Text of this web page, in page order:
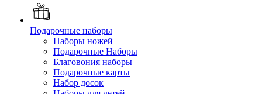
Подарочные наборы
Наборы ножей
Подарочные Наборы
Благовония наборы
Подарочные карты
Набор досок